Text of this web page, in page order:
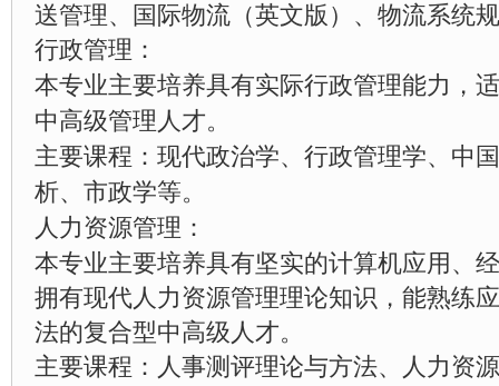
送管理、国际物流（英文版）、物流系统
行政管理：
本专业主要培养具有实际行政管理能力，
中高级管理人才。
主要课程：现代政治学、行政管理学、中
析、市政学等。
人力资源管理：
本专业主要培养具有坚实的计算机应用、
拥有现代人力资源管理理论知识，能熟练
法的复合型中高级人才。
主要课程：人事测评理论与方法、人力资